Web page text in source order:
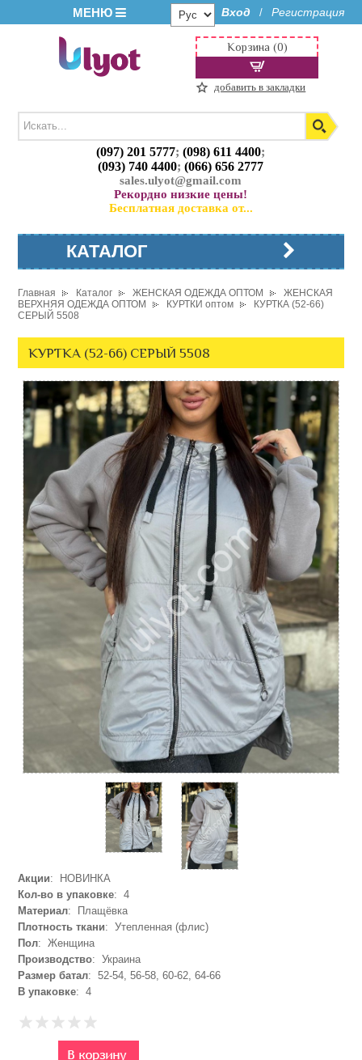
МЕНЮ Вход / Регистрация
(097) 201 5777;(098) 611 4400;
(093) 740 4400;(066) 656 2777
sales.ulyot@gmail.com
Рекордно низкие цены!
Бесплатная доставка от...
Корзина (0)
добавить в закладки
КАТАЛОГ
Главная Каталог ЖЕНСКАЯ ОДЕЖДА ОПТОМ
ЖЕНСКАЯ
ВЕРХНЯЯ ОДЕЖДА ОПТОМ
КУРТКИ оптом
КУРТКА (52-66)
СЕРЫЙ 5508
КУРТКА (52-66) СЕРЫЙ 5508
Акции: НОВИНКА
Кол-во в упаковке: 4
Материал: Плащёвка
Плотность ткани: Утепленная (флис)
Пол: Женщина
Производство: Украина
Размер батал: 52-54, 56-58, 60-62, 64-66
В упаковке: 4